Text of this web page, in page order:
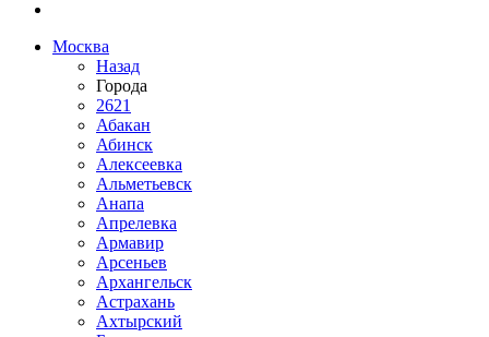
Москва
Назад
Города
2621
Абакан
Абинск
Алексеевка
Альметьевск
Анапа
Апрелевка
Армавир
Арсеньев
Архангельск
Астрахань
Ахтырский